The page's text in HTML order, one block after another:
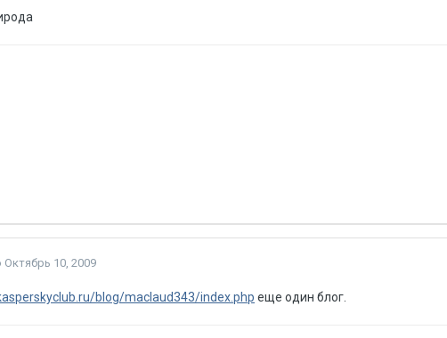
Октябрь 10, 2009
blog/maclaud343/index.php еще один блог.